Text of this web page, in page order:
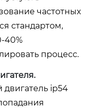
частотных
стандартом,
40%
процесс.
ip54